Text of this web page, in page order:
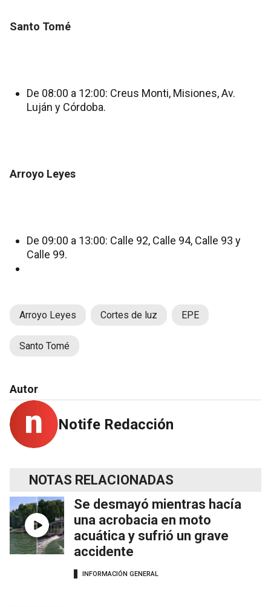
Santo Tomé
De 08:00 a 12:00: Creus Monti, Misiones, Av.
Luján y Córdoba.
Arroyo Leyes
De 09:00 a 13:00: Calle 92, Calle 94, Calle 93 y
Calle 99.
Arroyo Leyes Cortes de luz EPE
Santo Tomé
Autor
Notife Redacción
NOTAS RELACIONADAS
Se desmayó mientras hacía
una acrobacia en moto
acuática y sufrió un grave
accidente
INFORMACIÓN GENERAL